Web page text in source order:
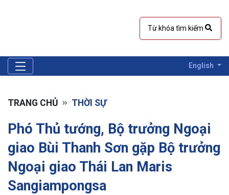
English
TRANG CHỦ THỜI SỰ
Phó Thủ tướng, Bộ trưởng Ngoại
giao Bùi Thanh Sơn gặp Bộ trưởng
Ngoại giao Thái Lan Maris
Sangiampongsa